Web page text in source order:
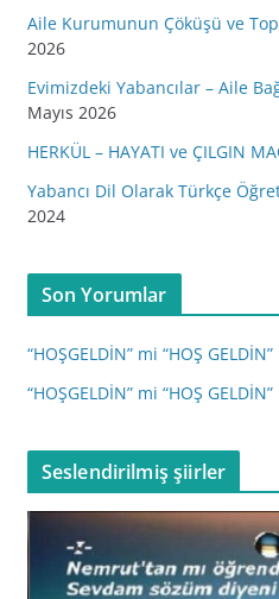
Aile Kurumunun Çöküşü ve
2026
Evimizdeki Yabancılar – Aile
Mayıs 2026
HERKÜL – HAYATI ve ÇILGIN
Yabancı Dil Olarak Türkçe
2024
Son Yorumlar
“HOŞGELDİN” mi “HOŞ
“HOŞGELDİN” mi “HOŞ
Seslendirilmiş şiirler